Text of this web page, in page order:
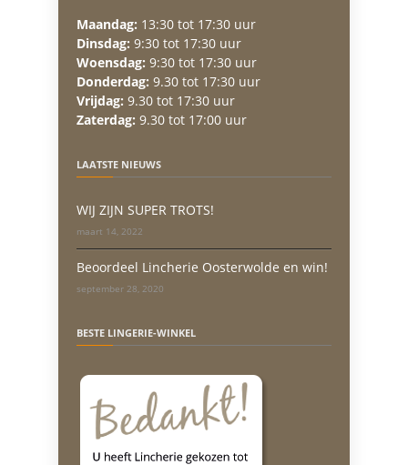
Maandag: 13:30 tot 17:30 uur
Dinsdag: 9:30 tot 17:30 uur
Woensdag: 9:30 tot 17:30 uur
Donderdag: 9.30 tot 17:30 uur
Vrijdag: 9.30 tot 17:30 uur
Zaterdag: 9.30 tot 17:00 uur
LAATSTE NIEUWS
WIJ ZIJN SUPER TROTS!
maart 14, 2022
Beoordeel Lincherie Oosterwolde en win!
september 28, 2020
BESTE LINGERIE-WINKEL